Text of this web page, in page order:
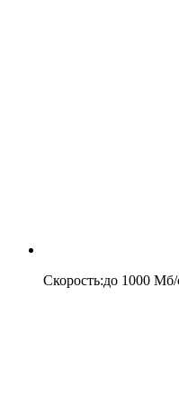
Скорость:до 1000 Мб/